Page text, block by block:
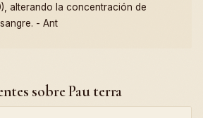
alterando la concentración de
- Ant
sobre Pau terra